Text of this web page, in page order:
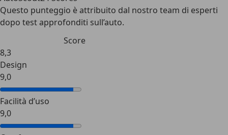
Questo punteggio è attribuito dal nostro team di esperti
dopo test approfonditi sull’auto.
Score
8,3
Design
9,0
Facilità d’uso
9,0